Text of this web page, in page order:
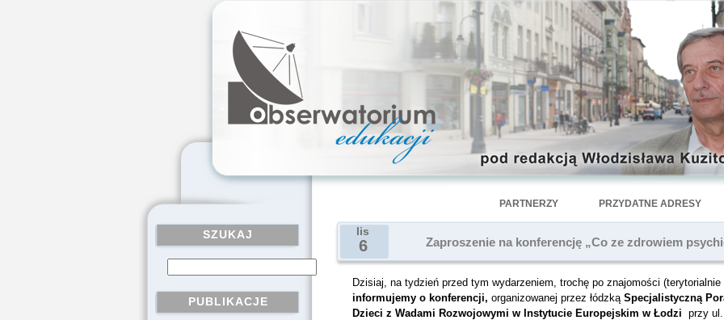
PARTNERZY PRZYDATNE ADRESY
SZUKAJ
PUBLIKACJE
lis
6 Zaproszenie na konferencję „Co ze zdrowiem
Dzisiaj, na tydzień przed tym wydarzeniem, trochę po znajomości
informujemy o konferencji, organizowanej przez łódzkąSpecjalistyczną
Dzieci z Wadami Rozwojowymi w Instytucie Europejskim w Łodzi przy